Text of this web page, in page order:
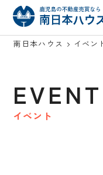
南日本ハウス イベン
EVENT
イベント